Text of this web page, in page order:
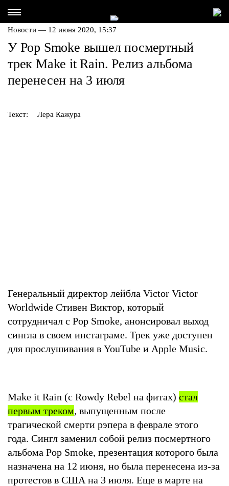
Новости — 12 июня 2020, 15:37
У Pop Smoke вышел посмертный
трек Make it Rain. Релиз альбома
перенесен на 3 июля
Текст: Лера Кажура
Генеральный директор лейбла Victor Victor
Worldwide Стивен Виктор, который
сотрудничал с Pop Smoke, анонсировал выход
сингла в своем инстаграме. Трек уже доступен
для прослушивания в YouTube и Apple Music.
Make it Rain (с Rowdy Rebel на фитах) стал
первым треком, выпущенным после
трагической смерти рэпера в феврале этого
года. Сингл заменил собой релиз посмертного
альбома Pop Smoke, презентация которого была
назначена на 12 июня, но была перенесена из-за
протестов в США на 3 июля. Еще в марте на